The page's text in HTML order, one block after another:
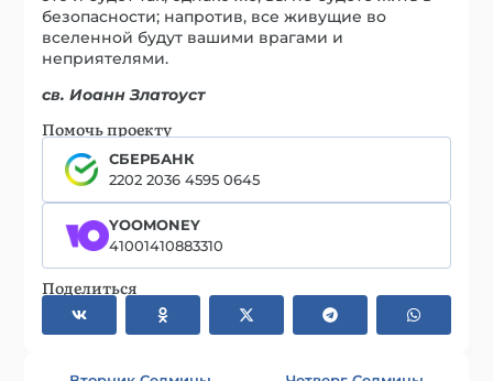
безопасности; напротив, все живущие во
вселенной будут вашими врагами и
неприятелями.
св. Иоанн Златоуст
Помочь проекту
СБЕРБАНК
2202 2036 4595 0645
YOOMONEY
41001410883310
Поделиться